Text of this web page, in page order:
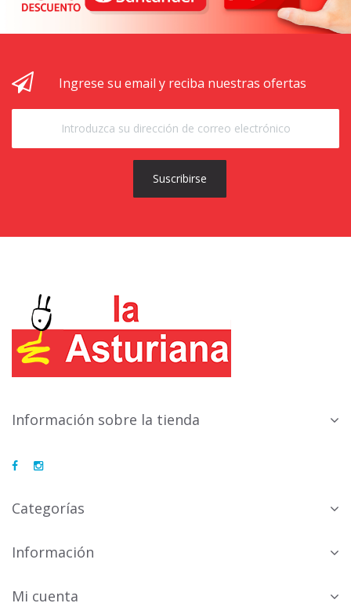
Ingrese su email y reciba nuestras ofertas
Suscribirse
Información sobre la tienda
Categorías
Información
Mi cuenta